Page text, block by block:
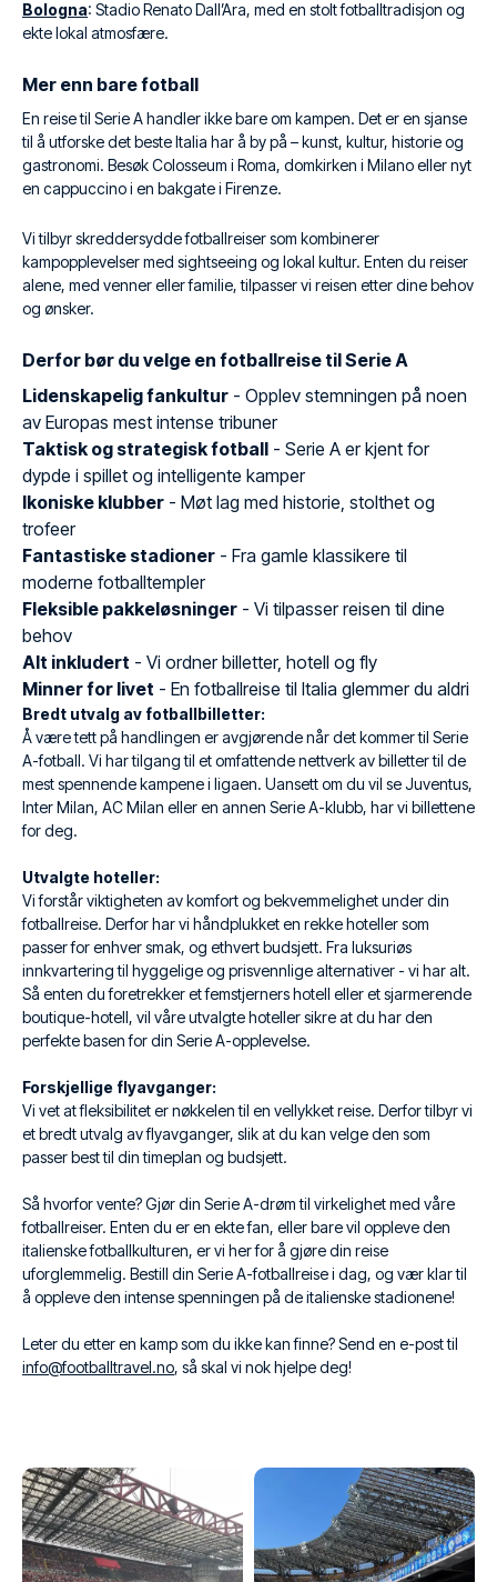
Bologna: Stadio Renato Dall’Ara, med en stolt fotballtradisjon og
ekte lokal atmosfære.
Mer enn bare fotball
En reise til Serie A handler ikke bare om kampen. Det er en sjanse
til å utforske det beste Italia har å by på – kunst, kultur, historie og
gastronomi. Besøk Colosseum i Roma, domkirken i Milano eller nyt
en cappuccino i en bakgate i Firenze.
Vi tilbyr skreddersydde fotballreiser som kombinerer
kampopplevelser med sightseeing og lokal kultur. Enten du reiser
alene, med venner eller familie, tilpasser vi reisen etter dine behov
og ønsker.
Derfor bør du velge en fotballreise til Serie A
Lidenskapelig fankultur - Opplev stemningen på noen
av Europas mest intense tribuner
Taktisk og strategisk fotball - Serie A er kjent for
dypde i spillet og intelligente kamper
Ikoniske klubber - Møt lag med historie, stolthet og
trofeer
Fantastiske stadioner - Fra gamle klassikere til
moderne fotballtempler
Fleksible pakkeløsninger - Vi tilpasser reisen til dine
behov
Alt inkludert - Vi ordner billetter, hotell og fly
Minner for livet - En fotballreise til Italia glemmer du aldri
Bredt utvalg av fotballbilletter:
Å være tett på handlingen er avgjørende når det kommer til Serie
A-fotball. Vi har tilgang til et omfattende nettverk av billetter til de
mest spennende kampene i ligaen. Uansett om du vil se Juventus,
Inter Milan, AC Milan eller en annen Serie A-klubb, har vi billettene
for deg.
Utvalgte hoteller:
Vi forstår viktigheten av komfort og bekvemmelighet under din
fotballreise. Derfor har vi håndplukket en rekke hoteller som
passer for enhver smak, og ethvert budsjett. Fra luksuriøs
innkvartering til hyggelige og prisvennlige alternativer - vi har alt.
Så enten du foretrekker et femstjerners hotell eller et sjarmerende
boutique-hotell, vil våre utvalgte hoteller sikre at du har den
perfekte basen for din Serie A-opplevelse.
Forskjellige flyavganger:
Vi vet at fleksibilitet er nøkkelen til en vellykket reise. Derfor tilbyr vi
et bredt utvalg av flyavganger, slik at du kan velge den som
passer best til din timeplan og budsjett.
Så hvorfor vente? Gjør din Serie A-drøm til virkelighet med våre
fotballreiser. Enten du er en ekte fan, eller bare vil oppleve den
italienske fotballkulturen, er vi her for å gjøre din reise
uforglemmelig. Bestill din Serie A-fotballreise i dag, og vær klar til
å oppleve den intense spenningen på de italienske stadionene!
Leter du etter en kamp som du ikke kan finne? Send en e-post til
info@footballtravel.no, så skal vi nok hjelpe deg!